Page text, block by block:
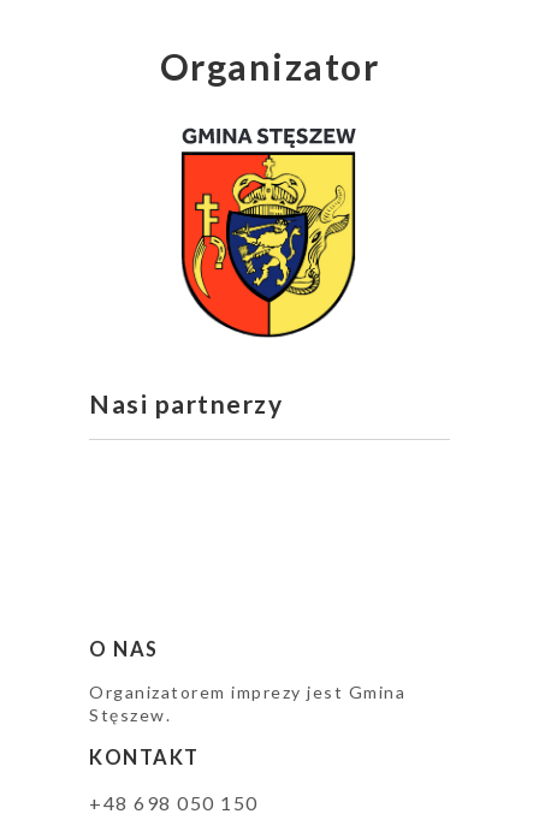
Organizator
Nasi partnerzy
O NAS
Organizatorem imprezy jest Gmina
Stęszew.
KONTAKT
+48 698 050 150